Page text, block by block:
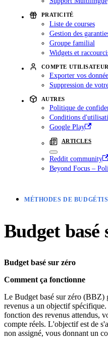
PRATICITÉ
Liste de courses
Gestion des
Groupe familial
Widgets et
COMPTE UTILISATEUR
Exporter vos
Suppression de
AUTRES
Politique de
Conditions
Google Play
ARTICLES
Reddit community
Beyond Focus –
MÉTHODES DE
Budget basé
Budget basé sur zéro
Comment ça fonctionne
Le Budget basé sur zéro (BBZ)
revenus a un objectif
fonction des revenus attendus,
compte réels. L'objectif est de
non assigné, vous donnant un